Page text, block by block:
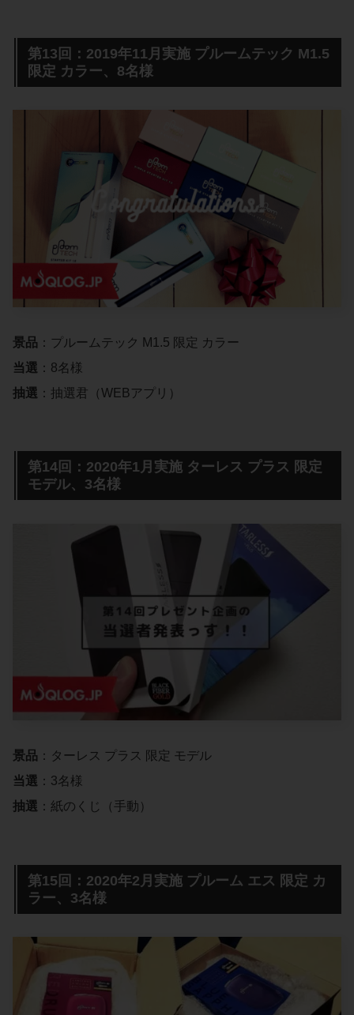
第13回：2019年11月実施 プルームテック M1.5
限定 カラー、8名様
景品 ：プルームテック M1.5 限定 カラー
当選 ：8名様
抽選 ：抽選君（WEBアプリ）
第14回：2020年1月実施 ターレス プラス 限定
モデル、3名様
景品 ：ターレス プラス 限定 モデル
当選 ：3名様
抽選 ：紙のくじ（手動）
第15回：2020年2月実施 プルーム エス 限定 カ
ラー、3名様